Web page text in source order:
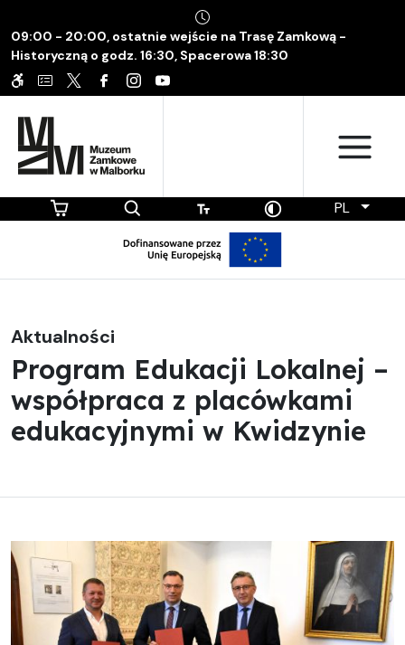
09:00 - 20:00, ostatnie wejście na Trasę Zamkową -
Historyczną o godz. 16:30, Spacerowa 18:30
PL
Aktualności
Program Edukacji Lokalnej –
współpraca z placówkami
edukacyjnymi w Kwidzynie